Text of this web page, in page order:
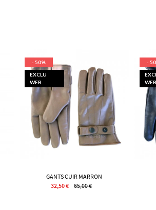
EXCLU
WEB
GANTS CUIR MARRON
- 50%
32,50 € 65,00 €
WEB
-